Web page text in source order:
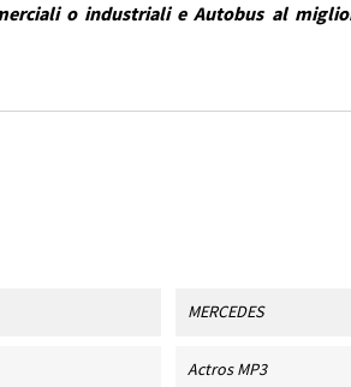
o industriali e Autobus al
MERCEDES
Actros MP3